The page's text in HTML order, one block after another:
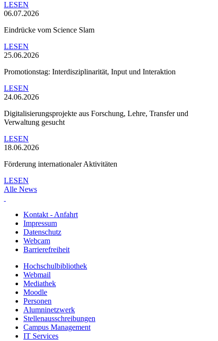
LESEN
06.07.2026
Eindrücke vom Science Slam
LESEN
25.06.2026
Promotionstag: Interdisziplinarität, Input und Interaktion
LESEN
24.06.2026
Digitalisierungsprojekte aus Forschung, Lehre, Transfer und
Verwaltung gesucht
LESEN
18.06.2026
Förderung internationaler Aktivitäten
LESEN
Alle News
Kontakt - Anfahrt
Impressum
Datenschutz
Webcam
Barrierefreiheit
Hochschulbibliothek
Webmail
Mediathek
Moodle
Personen
Alumninetzwerk
Stellenausschreibungen
Campus Management
IT Services